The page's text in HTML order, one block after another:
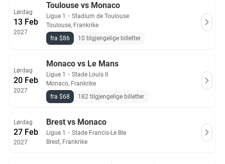
Lørdag
13 Feb
2027
Toulouse vs Monaco
Ligue 1 ・ Stadium de Toulouse
Toulouse, Frankrike
fra $86
10 tilgjengelige billetter
Lørdag
20 Feb
2027
Monaco vs Le Mans
Ligue 1 ・ Stade Louis II
Monaco, Frankrike
fra $68
182 tilgjengelige billetter
Lørdag
27 Feb
2027
Brest vs Monaco
Ligue 1 ・ Stade Francis-Le Ble
Brest, Frankrike